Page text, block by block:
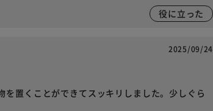
役に立った
2025/09/24
置くことができてスッキリしました。少しぐら